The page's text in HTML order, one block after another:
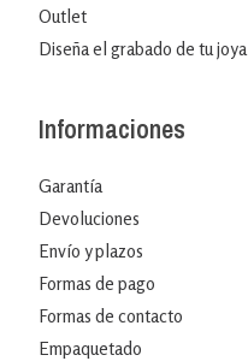
Outlet
Diseña el grabado de tu joya
Informaciones
Garantía
Devoluciones
Envío y plazos
Formas de pago
Formas de contacto
Empaquetado